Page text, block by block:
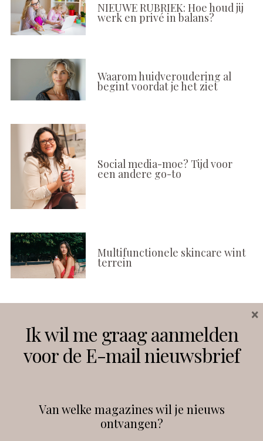
NIEUWE RUBRIEK: Hoe houd jij
werk en privé in balans?
Waarom huidveroudering al
begint voordat je het ziet
Social media-moe? Tijd voor
een andere go-to
Multifunctionele skincare wint
terrein
Instagram Facebook
debeautyprofessional
Ik wil me graag aanmelden
voor de E-mail nieuwsbrief
Van welke magazines wil je nieuws
ontvangen?
×